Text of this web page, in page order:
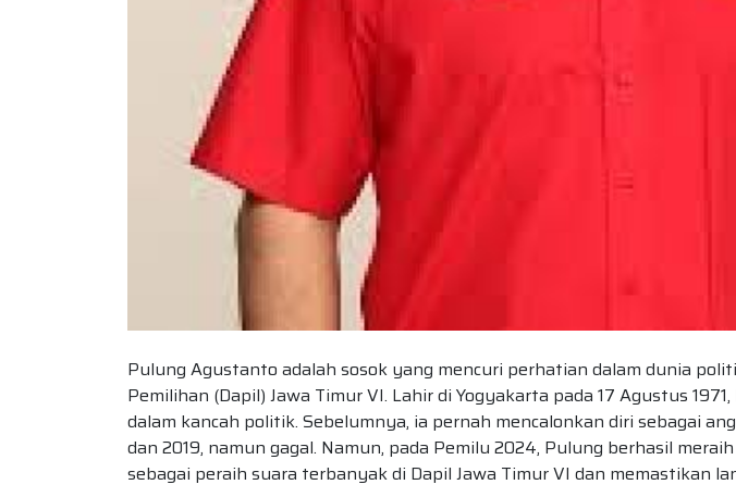
Pulung Agustanto adalah sosok yang mencuri perhatian dalam dunia
Pemilihan (Dapil) Jawa Timur VI. Lahir di Yogyakarta pada 17 Agustus
dalam kancah politik. Sebelumnya, ia pernah mencalonkan diri sebagai
dan 2019, namun gagal. Namun, pada Pemilu 2024, Pulung berhasil
sebagai peraih suara terbanyak di Dapil Jawa Timur VI dan memastikan